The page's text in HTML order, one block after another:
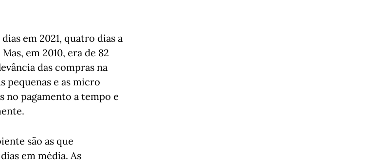
em 2021, quatro dias a
em 2010, era de 82
das compras na
pequenas e as micro
no pagamento a tempo e
são as que
em média. As